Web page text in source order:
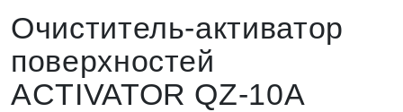
Очиститель-активатор
поверхностей
ACTIVATOR QZ-10A